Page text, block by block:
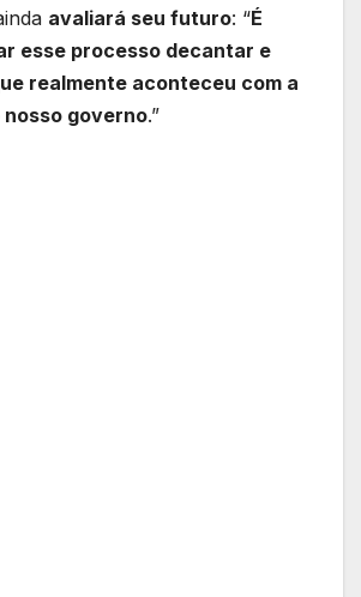
avaliará seu futuro: “É
esse processo decantar e
realmente aconteceu com a
governo.”